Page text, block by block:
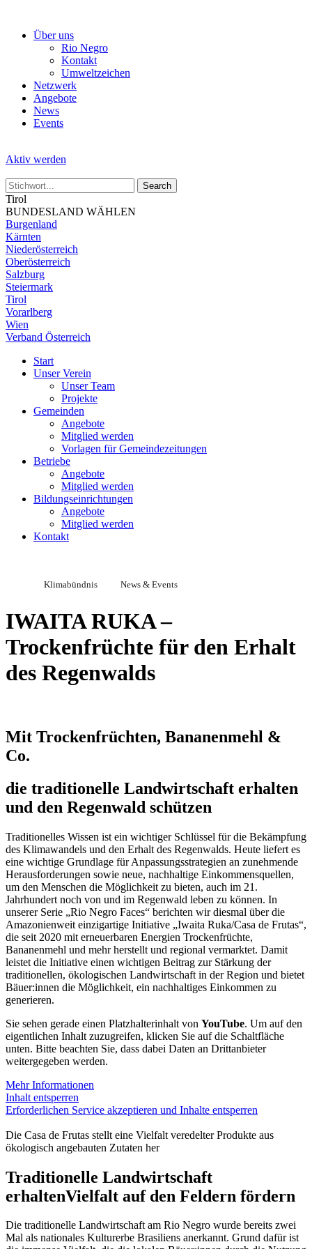
Über uns
Rio Negro
Kontakt
Umweltzeichen
Netzwerk
Angebote
News
Events
Aktiv werden
Tirol
BUNDESLAND WÄHLEN
Burgenland
Kärnten
Niederösterreich
Oberösterreich
Salzburg
Steiermark
Tirol
Vorarlberg
Wien
Verband Österreich
Start
Unser Verein
Unser Team
Projekte
Gemeinden
Angebote
Mitglied werden
Vorlagen für Gemeindezeitungen
Betriebe
Angebote
Mitglied werden
Bildungseinrichtungen
Angebote
Mitglied werden
Kontakt
Klimabündnis News & Events
IWAITA RUKA –
Trockenfrüchte für den Erhalt
des Regenwalds
Mit Trockenfrüchten, Bananenmehl &
Co.
die traditionelle Landwirtschaft erhalten
und den Regenwald schützen
Traditionelles Wissen ist ein wichtiger Schlüssel für die Bekämpfung
des Klimawandels und den Erhalt des Regenwalds. Heute liefert es
eine wichtige Grundlage für Anpassungsstrategien an zunehmende
Herausforderungen sowie neue, nachhaltige Einkommensquellen,
um den Menschen die Möglichkeit zu bieten, auch im 21.
Jahrhundert noch von und im Regenwald leben zu können. In
unserer Serie „Rio Negro Faces“ berichten wir diesmal über die
Amazonienweit einzigartige Initiative „Iwaita Ruka/Casa de Frutas“,
die seit 2020 mit erneuerbaren Energien Trockenfrüchte,
Bananenmehl und mehr herstellt und regional vermarktet. Damit
leistet die Initiative einen wichtigen Beitrag zur Stärkung der
traditionellen, ökologischen Landwirtschaft in der Region und bietet
Bäuer:innen die Möglichkeit, ein nachhaltiges Einkommen zu
generieren.
Sie sehen gerade einen Platzhalterinhalt von YouTube. Um auf den
eigentlichen Inhalt zuzugreifen, klicken Sie auf die Schaltfläche
unten. Bitte beachten Sie, dass dabei Daten an Drittanbieter
weitergegeben werden.
Mehr Informationen
Inhalt entsperren
Erforderlichen Service akzeptieren und Inhalte entsperren
Die Casa de Frutas stellt eine Vielfalt veredelter Produkte aus
ökologisch angebauten Zutaten her
Traditionelle Landwirtschaft
erhaltenVielfalt auf den Feldern fördern
Die traditionelle Landwirtschaft am Rio Negro wurde bereits zwei
Mal als nationales Kulturerbe Brasiliens anerkannt. Grund dafür ist